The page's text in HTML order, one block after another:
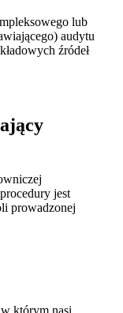
lub
audytu
źródeł
jest
prowadzonej
którym nasi